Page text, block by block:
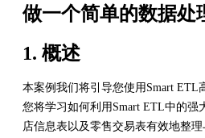
做一个简单的数据处
1. 概述
本案例我们将引导您使用Smart ETL
您将学习如何利用Smart ETL中的强
店信息表以及零售交易表有效地整